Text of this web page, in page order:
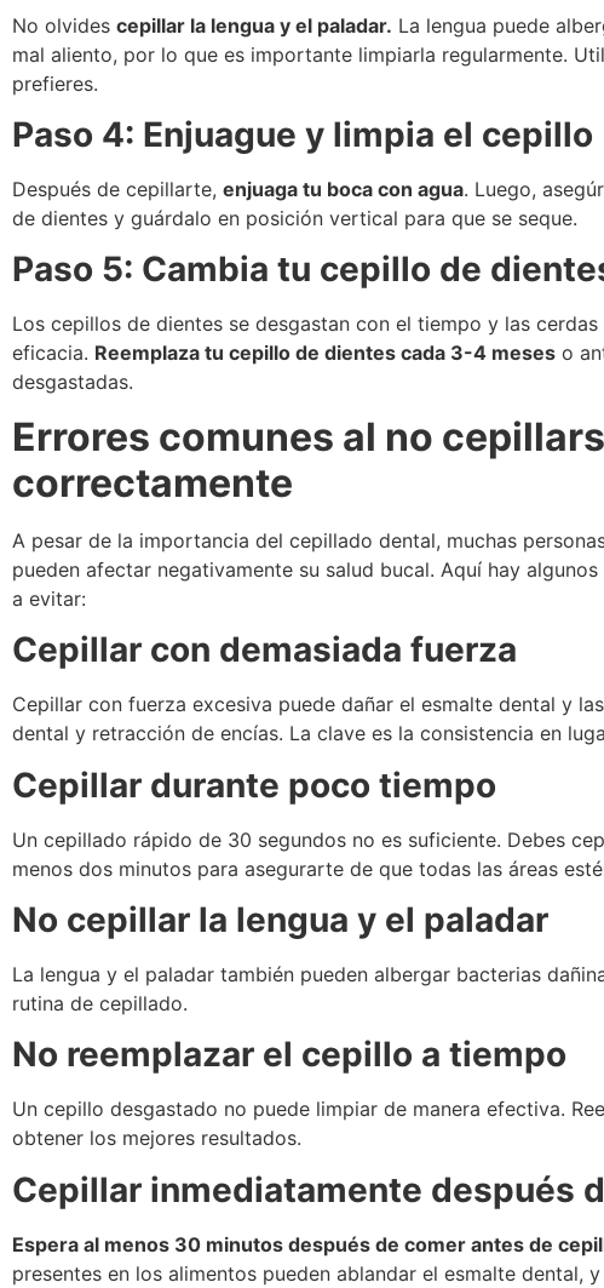
No olvides cepillar la lengua y el paladar. La lengua puede
mal aliento, por lo que es importante limpiarla regularmente.
prefieres.
Paso 4: Enjuague y limpia el cepillo
Después de cepillarte, enjuaga tu boca con agua. Luego,
de dientes y guárdalo en posición vertical para que se seque.
Paso 5: Cambia tu cepillo de
Los cepillos de dientes se desgastan con el tiempo y las
eficacia. Reemplaza tu cepillo de dientes cada 3-4 meses o
desgastadas.
Errores comunes al no
correctamente
A pesar de la importancia del cepillado dental, muchas
pueden afectar negativamente su salud bucal. Aquí hay
a evitar:
Cepillar con demasiada fuerza
Cepillar con fuerza excesiva puede dañar el esmalte dental y
dental y retracción de encías. La clave es la consistencia en
Cepillar durante poco tiempo
Un cepillado rápido de 30 segundos no es suficiente. Debes
menos dos minutos para asegurarte de que todas las áreas
No cepillar la lengua y el paladar
La lengua y el paladar también pueden albergar bacterias
rutina de cepillado.
No reemplazar el cepillo a tiempo
Un cepillo desgastado no puede limpiar de manera efectiva.
obtener los mejores resultados.
Cepillar inmediatamente después
Espera al menos 30 minutos después de comer antes de
presentes en los alimentos pueden ablandar el esmalte dental,